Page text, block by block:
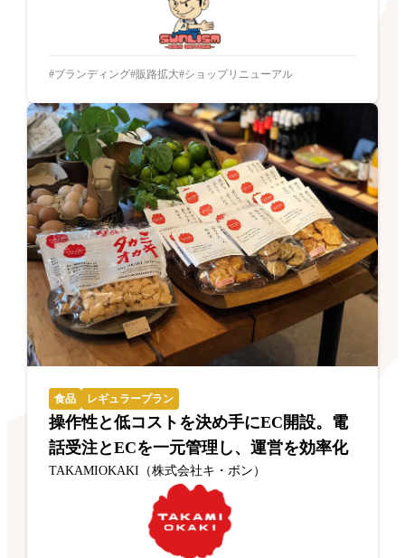
ブランディング 販路拡大 ショップリニューアル
食品 レギュラープラン
操作性と低コストを決め手にEC開設。電
話受注とECを一元管理し、運営を効率化
TAKAMIOKAKI（株式会社キ・ボン）